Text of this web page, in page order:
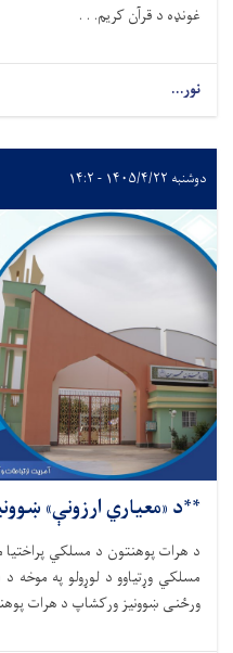
غونډه د قرآن کریم. . .
نور...
دوشنبه ۱۴۰۵/۴/۲۲ - ۱۴:۲
**د «معیاري ارزونې»
د هرات پوهنتون د مسلکي
مسلکي وړتیاوو د لوړولو په موخه
ورځنی ښوونیز ورکشاپ د هرات